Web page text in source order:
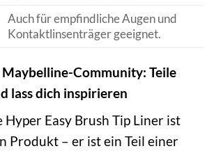
Auch für empfindliche Augen und
Kontaktlinsenträger geeignet.
Community: Teile
lass dich inspirieren
Easy Brush Tip Liner ist
Produkt – er ist ein Teil einer